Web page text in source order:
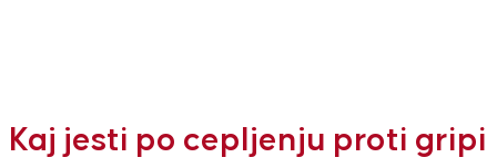
Kaj jesti po cepljenju proti gripi